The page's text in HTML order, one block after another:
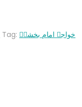
Tag: خواجہ امام بخشںؓ